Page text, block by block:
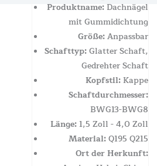
Produktname:Dachnägel
mit Gummidichtung
Größe:Anpassbar
Schafttyp:Glatter Schaft,
Gedrehter Schaft
Kopfstil:Kappe
Schaftdurchmesser:
BWG13-BWG8
Länge:1,5 Zoll - 4,0 Zoll
Material:Q195 Q215
Ort der Herkunft: